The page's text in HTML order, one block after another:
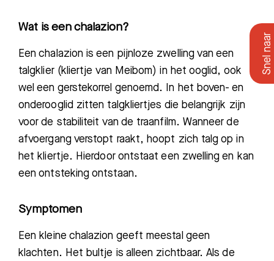
Wat is een chalazion?
Een chalazion is een pijnloze zwelling van een
talgklier (kliertje van Meibom) in het ooglid, ook
wel een gerstekorrel genoemd. In het boven- en
onderooglid zitten talgkliertjes die belangrijk zijn
voor de stabiliteit van de traanfilm. Wanneer de
afvoergang verstopt raakt, hoopt zich talg op in
het kliertje. Hierdoor ontstaat een zwelling en kan
een ontsteking ontstaan.
Symptomen
Een kleine chalazion geeft meestal geen
klachten. Het bultje is alleen zichtbaar. Als de